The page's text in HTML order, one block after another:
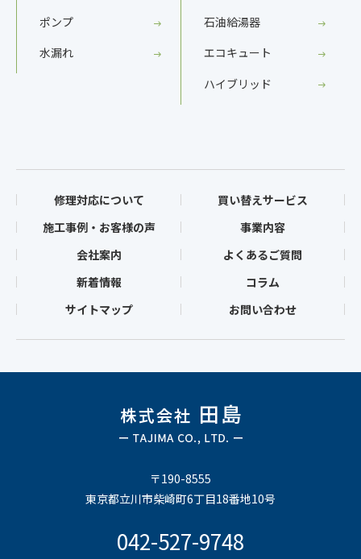
ポンプ
水漏れ
石油給湯器
エコキュート
ハイブリッド
修理対応について
買い替えサービス
施工事例・お客様の声
事業内容
会社案内
よくあるご質問
新着情報
コラム
サイトマップ
お問い合わせ
〒190-8555
東京都立川市柴崎町6丁目18番地10号
042-527-9748